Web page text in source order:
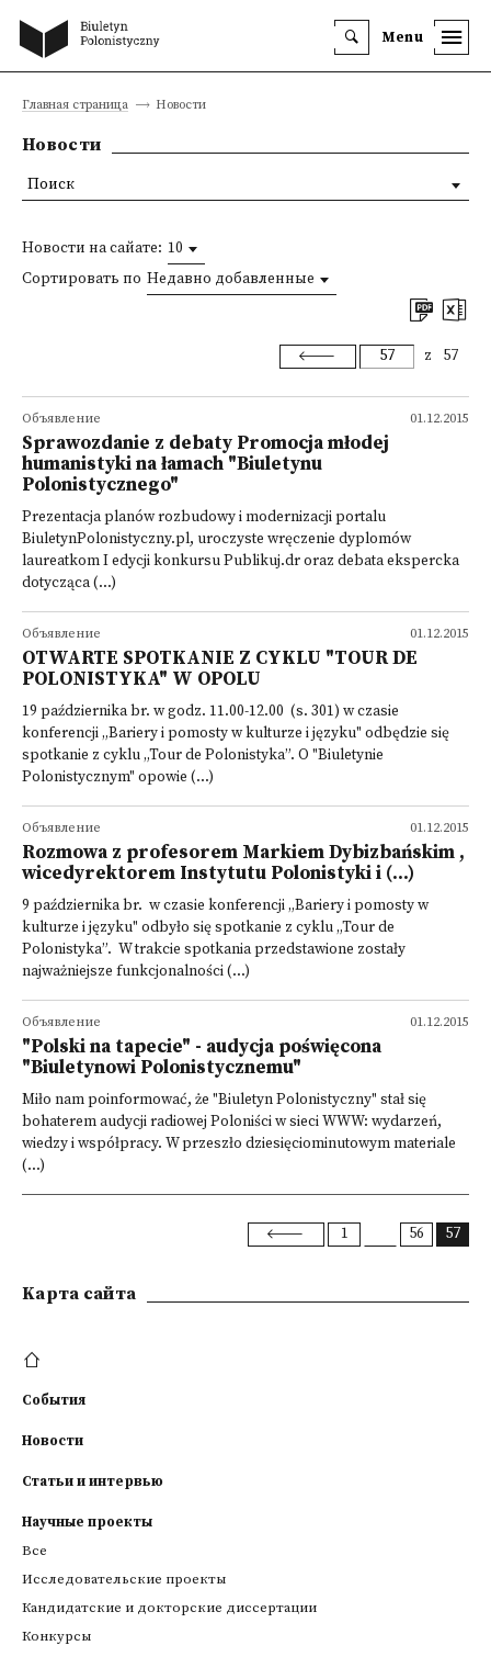
Menu
Главная страница Новости
Новости
Новости на сайате: 10
Сортировать по Недавно добавленные
z 57
01.12.2015
Объявление
Sprawozdanie z debaty Promocja młodej
humanistyki na łamach "Biuletynu
Polonistycznego"
Prezentacja planów rozbudowy i modernizacji portalu
BiuletynPolonistyczny.pl, uroczyste wręczenie dyplomów
laureatkom I edycji konkursu Publikuj.dr oraz debata ekspercka
dotycząca (...)
01.12.2015
Объявление
OTWARTE SPOTKANIE Z CYKLU "TOUR DE
POLONISTYKA" W OPOLU
19 października br. w godz. 11.00-12.00 (s. 301) w czasie
konferencji „Bariery i pomosty w kulturze i języku" odbędzie się
spotkanie z cyklu „Tour de Polonistyka”. O "Biuletynie
Polonistycznym" opowie (...)
01.12.2015
Объявление
Rozmowa z profesorem Markiem Dybizbańskim ,
wicedyrektorem Instytutu Polonistyki i (...)
9 października br. w czasie konferencji „Bariery i pomosty w
kulturze i języku" odbyło się spotkanie z cyklu „Tour de
Polonistyka”. W trakcie spotkania przedstawione zostały
najważniejsze funkcjonalności (...)
01.12.2015
Объявление
"Polski na tapecie" - audycja poświęcona
"Biuletynowi Polonistycznemu"
Miło nam poinformować, że "Biuletyn Polonistyczny" stał się
bohaterem audycji radiowej Poloniści w sieci WWW: wydarzeń,
wiedzy i współpracy. W przeszło dziesięciominutowym materiale
(...)
1 56 57
Поиск
Kарта сайта
События
Новости
Статьи и интервью
Научные проекты
Все
Исследовательские проекты
Кандидатские и докторские диссертации
Конкурсы